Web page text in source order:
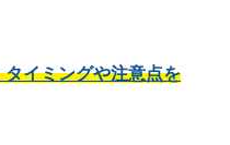
イミングや注意点を